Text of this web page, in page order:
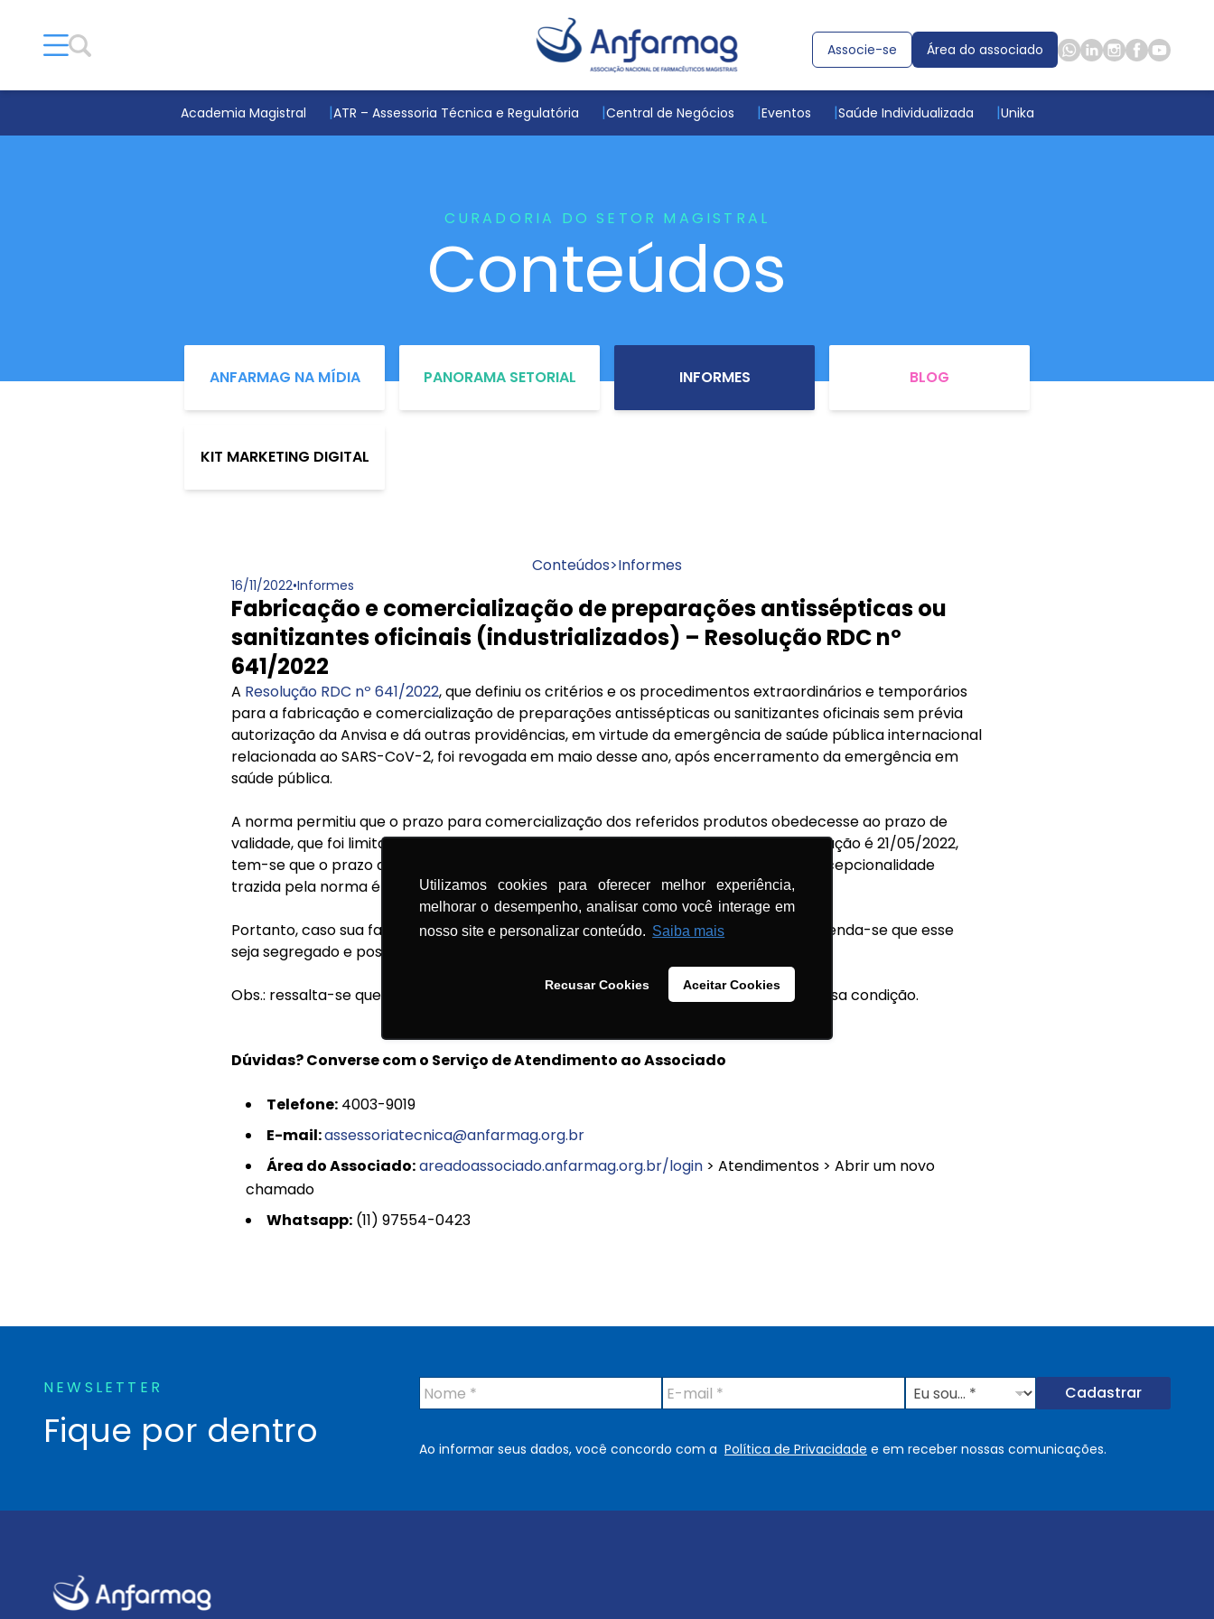
Utilizamos cookies para oferecer melhor experiência,
melhorar o desempenho, analisar como você interage em
nosso site e personalizar conteúdo. Saiba mais
Recusar Cookies Aceitar Cookies
Associe-se Área do associado
Academia Magistral ATR – Assessoria Técnica e Regulatória Central de Negócios Eventos Saúde Individualizada Unika
CURADORIA DO SETOR MAGISTRAL
Conteúdos
ANFARMAG NA MÍDIA PANORAMA SETORIAL INFORMES BLOG
KIT MARKETING DIGITAL
Conteúdos>Informes
16/11/2022•Informes
Fabricação e comercialização de preparações antissépticas ou
sanitizantes oficinais (industrializados) – Resolução RDC nº
641/2022
A Resolução RDC nº 641/2022, que definiu os critérios e os procedimentos extraordinários e temporários
para a fabricação e comercialização de preparações antissépticas ou sanitizantes oficinais sem prévia
autorização da Anvisa e dá outras providências, em virtude da emergência de saúde pública internacional
relacionada ao SARS-CoV-2, foi revogada em maio desse ano, após encerramento da emergência em
saúde pública.
A norma permitiu que o prazo para comercialização dos referidos produtos obedecesse ao prazo de
validade, que foi limitado a 180 dias. Considerando que o último dia possível de fabricação é 21/05/2022,
tem-se que o prazo de validade máximo possível de um produto fabricado sob a excepcionalidade
trazida pela norma é 16/11/2022 (quarta-feira).
Portanto, caso sua farmácia possua em estoque algum produto em questão, recomenda-se que esse
seja segregado e posteriormente descartado.
Obs.: ressalta-se que a norma se aplica aos produtos industrializados fabricados nessa condição.
Dúvidas? Converse com o Serviço de Atendimento ao Associado
Telefone: 4003-9019
E-mail:assessoriatecnica@anfarmag.org.br
Área do Associado:areadoassociado.anfarmag.org.br/login > Atendimentos > Abrir um novo
chamado
Whatsapp: (11) 97554-0423
NEWSLETTER
Fique por dentro
N
o
*
E
-
i
E
u
u
Cadastrar
Ao informar seus dados, você concordo com a Política de Privacidade e em receber nossas comunicações.